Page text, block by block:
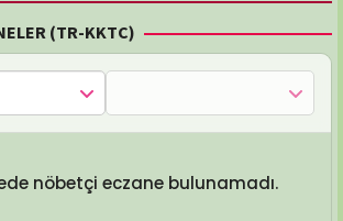
(TR-KKTC)
nöbetçi eczane bulunamadı.